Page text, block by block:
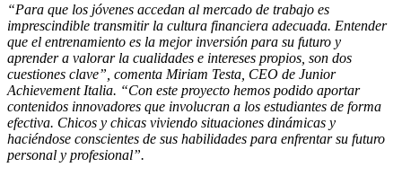
“Para que los jóvenes accedan al mercado de trabajo es
imprescindible transmitir la cultura financiera adecuada. Entender
que el entrenamiento es la mejor inversión para su futuro y
aprender a valorar la cualidades e intereses propios, son dos
cuestiones clave”, comenta Miriam Testa, CEO de Junior
Achievement Italia. “Con este proyecto hemos podido aportar
contenidos innovadores que involucran a los estudiantes de forma
efectiva. Chicos y chicas viviendo situaciones dinámicas y
haciéndose conscientes de sus habilidades para enfrentar su futuro
personal y profesional”.